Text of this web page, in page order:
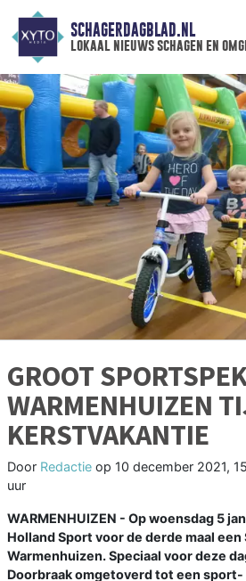
SCHAGERDAGBLAD.NL
lokaal nieuws schagen en
GROOT
WARMENHUIZEN
KERSTVAKANTIE
Door Redactie op 10 december 2021,
uur
WARMENHUIZEN - Op woensdag 5
Holland Sport voor de derde maal
Warmenhuizen. Speciaal voor deze
Doorbraak omgetoverd tot een